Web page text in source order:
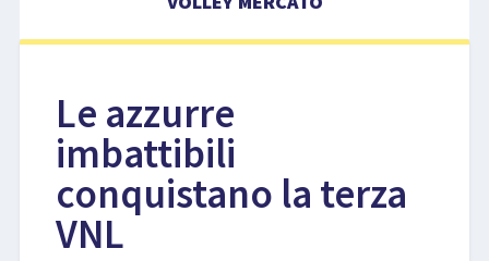
COMPETIZIONI
Le azzurre
imbattibili
conquistano la terza
VNL